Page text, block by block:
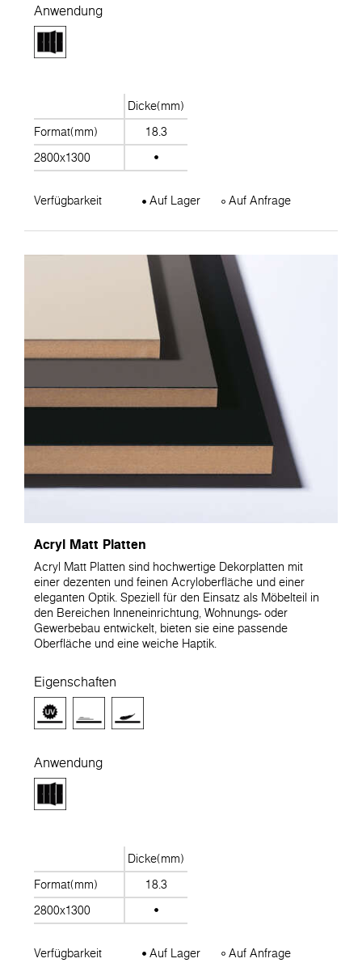
Anwendung
Dicke(mm)
Format(mm)
18.3
2800x1300
Verfügbarkeit Auf Lager Auf Anfrage
Acryl Matt Platten
Acryl Matt Platten sind hochwertige Dekorplatten mit
einer dezenten und feinen Acryloberfläche und einer
eleganten Optik. Speziell für den Einsatz als Möbelteil in
den Bereichen Inneneinrichtung, Wohnungs- oder
Gewerbebau entwickelt, bieten sie eine passende
Oberfläche und eine weiche Haptik.
Eigenschaften
Anwendung
Dicke(mm)
Format(mm)
18.3
2800x1300
Verfügbarkeit Auf Lager Auf Anfrage